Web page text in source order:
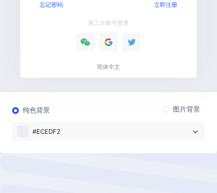
忘记密码 立即注册
第三方账号登录
简体中文
纯色背景 图片背景
#ECEDF2